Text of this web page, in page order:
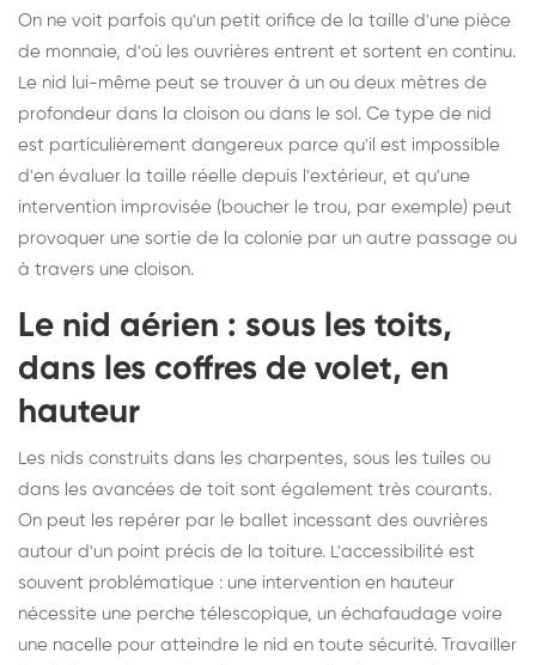
On ne voit parfois qu'un petit orifice de la taille d'une pièce
de monnaie, d'où les ouvrières entrent et sortent en continu.
Le nid lui-même peut se trouver à un ou deux mètres de
profondeur dans la cloison ou dans le sol. Ce type de nid
est particulièrement dangereux parce qu'il est impossible
d'en évaluer la taille réelle depuis l'extérieur, et qu'une
intervention improvisée (boucher le trou, par exemple) peut
provoquer une sortie de la colonie par un autre passage ou
à travers une cloison.
Le nid aérien : sous les toits,
dans les coffres de volet, en
hauteur
Les nids construits dans les charpentes, sous les tuiles ou
dans les avancées de toit sont également très courants.
On peut les repérer par le ballet incessant des ouvrières
autour d'un point précis de la toiture. L'accessibilité est
souvent problématique : une intervention en hauteur
nécessite une perche télescopique, un échafaudage voire
une nacelle pour atteindre le nid en toute sécurité. Travailler